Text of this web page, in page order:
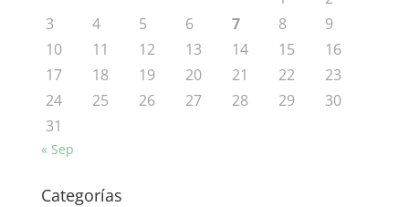
3
4 5 6 7 8
9
10
11 12 13 14 15
16
17
18 19 20 21 22
23
24
25 26 27 28 29
30
31
« Sep
Categorías